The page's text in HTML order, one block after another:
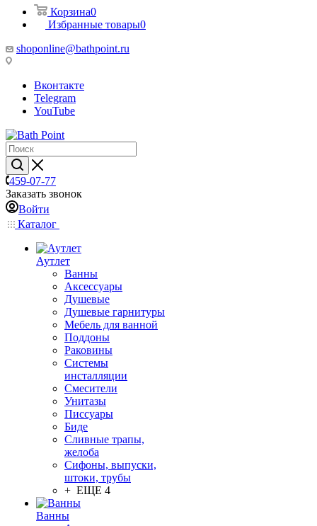
Корзина0
Избранные товары0
shoponline@bathpoint.ru
Вконтакте
Telegram
YouTube
459-07-77
Заказать звонок
Войти
Каталог
Аутлет
Ванны
Аксессуары
Душевые
Душевые гарнитуры
Мебель для ванной
Поддоны
Раковины
Системы
инсталляции
Смесители
Унитазы
Писсуары
Биде
Сливные трапы,
желоба
Сифоны, выпуски,
штоки, трубы
+ ЕЩЕ 4
Ванны